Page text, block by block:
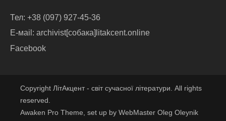
Тел: +38 (097) 927-45-36
E-маіl: archivist[собака]litakcent.online
Facebook
Copyright ЛітАкцент - світ сучасної літератури. All rights
reserved.
Awaken Pro Theme, set up by WebMaster Oleg Oleynik